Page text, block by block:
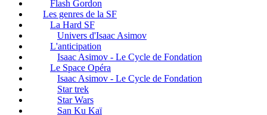
Flash Gordon
Les genres de la SF
La Hard SF
Univers d'Isaac Asimov
L'anticipation
Isaac Asimov - Le Cycle de Fondation
Le Space Opéra
Isaac Asimov - Le Cycle de Fondation
Star trek
Star Wars
San Ku Kaï